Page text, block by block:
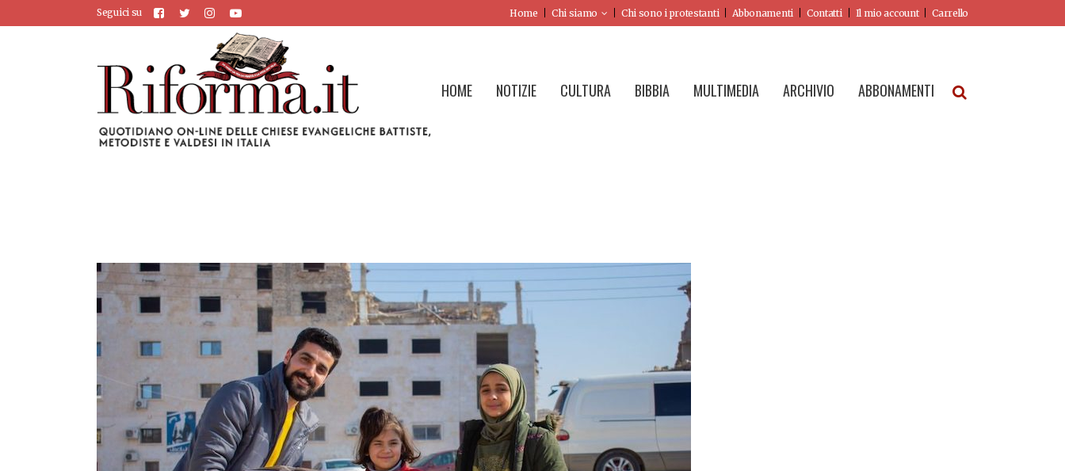
Seguici su Home Chi siamo Chi sono i protestanti Abbonamenti Contatti Il mio account Carrello
HOME NOTIZIE CULTURA BIBBIA MULTIMEDIA ARCHIVIO ABBONAMENTI